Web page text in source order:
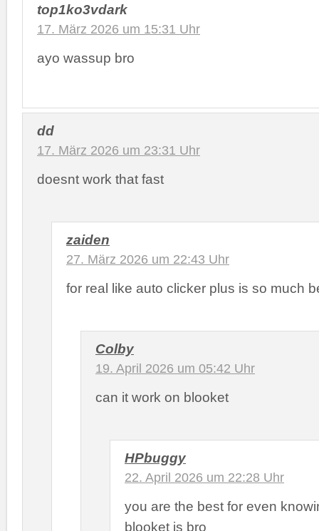
top1ko3vdark
17. März 2026 um 15:31 Uhr
ayo wassup bro
dd
17. März 2026 um 23:31 Uhr
doesnt work that fast
zaiden
27. März 2026 um 22:43 Uhr
for real like auto clicker plus is so much
Colby
19. April 2026 um 05:42 Uhr
can it work on blooket
HPbuggy
22. April 2026 um 22:28 Uhr
you are the best for even
blooket is bro